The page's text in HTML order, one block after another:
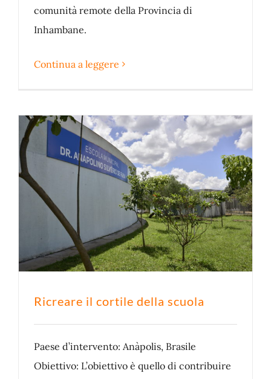
comunità remote della Provincia di
Inhambane.
Continua a leggere
Ricreare il cortile della scuola
Paese d’intervento: Anàpolis, Brasile
Obiettivo: L’obiettivo è quello di contribuire